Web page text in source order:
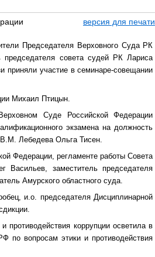
версия для печати
Председателя Верховного Суда РК
совета судей РК Лариса
приняли участие в семинаре-совещании
Михаил Птицын.
Суде Российской Федерации
экзамена на должность
В.М. Лебедева Ольга Тисен.
Федерации, регламенте работы Совета
Васильев, заместитель председателя
Амурского областного суда.
и.о. председателя Дисциплинарной
коррупции осветила в
по вопросам этики и противодействия